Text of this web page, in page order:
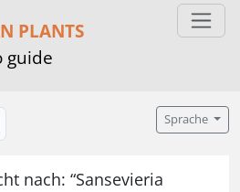
PLANTS
guide
Sprache
nach: “Sansevieria